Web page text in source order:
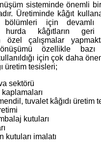
sisteminde önemli
Üretiminde kâğıt
bölümleri için devamlı
kâğıtların geri
özel çalışmalar
özellikle bazı
için çok daha
üretim tesisleri;
sektörü
kaplamaları
tuvalet kâğıdı üretim
kutuları
kutuları imalatı